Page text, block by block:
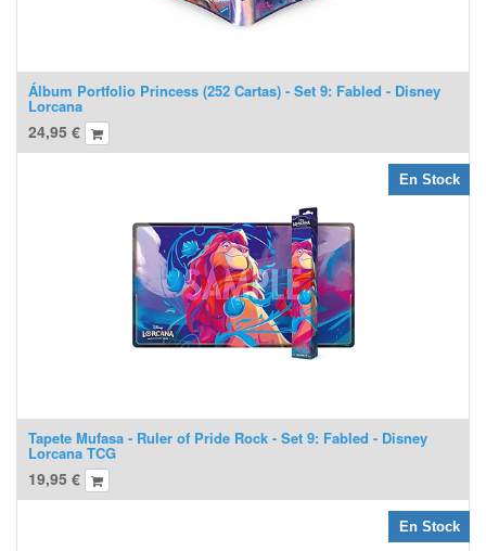
Álbum Portfolio Princess (252 Cartas) - Set 9: Fabled - Disney
Lorcana
24,95 €
Tapete Mufasa - Ruler of Pride Rock - Set 9: Fabled - Disney
Lorcana TCG
19,95 €
En Stock
En Stock